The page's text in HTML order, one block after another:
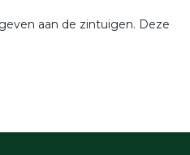
aan de zintuigen. Deze